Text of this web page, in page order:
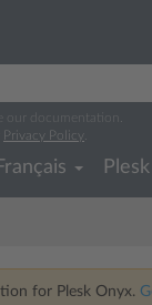
our documentation.
Privacy Policy
for Plesk Onyx.